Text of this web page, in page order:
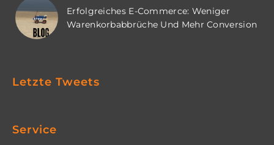
Erfolgreiches E-Commerce: Weniger
Warenkorbabbrüche Und Mehr Conversion
Letzte Tweets
Service